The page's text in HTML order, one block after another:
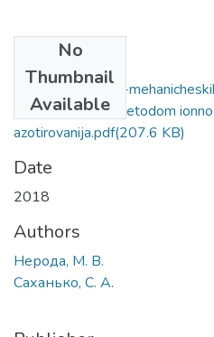
No
Thumbnail
Available
Povyshenie fiziko-
mashinostroenii metodom
azotirovanija.pdf(207.6 KB)
Date
2018
Authors
Нерода, М. В.
Саханько, С. А.